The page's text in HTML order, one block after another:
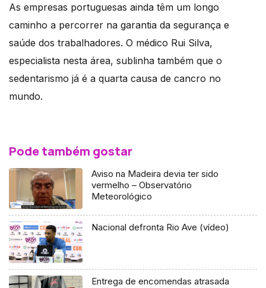
As empresas portuguesas ainda têm um longo
caminho a percorrer na garantia da segurança e
saúde dos trabalhadores. O médico Rui Silva,
especialista nesta área, sublinha também que o
sedentarismo já é a quarta causa de cancro no
mundo.
Pode também gostar
Aviso na Madeira devia ter sido
vermelho – Observatório
Meteorológico
Nacional defronta Rio Ave (vídeo)
Entrega de encomendas atrasada